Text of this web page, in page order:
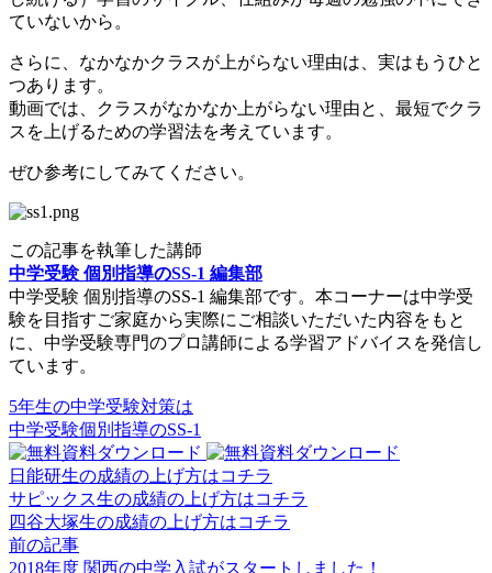
ていないから。
さらに、なかなかクラスが上がらない理由は、実はもうひと
つあります。
動画では、クラスがなかなか上がらない理由と、最短でクラ
スを上げるための学習法を考えています。
ぜひ参考にしてみてください。
この記事を執筆した講師
中学受験 個別指導のSS-1 編集部
中学受験 個別指導のSS-1 編集部です。本コーナーは中学受
験を目指すご家庭から実際にご相談いただいた内容をもと
に、中学受験専門のプロ講師による学習アドバイスを発信し
ています。
5年生の中学受験対策は
中学受験個別指導のSS-1
日能研生の成績の上げ方はコチラ
サピックス生の成績の上げ方はコチラ
四谷大塚生の成績の上げ方はコチラ
前の記事
2018年度 関西の中学入試がスタートしました！